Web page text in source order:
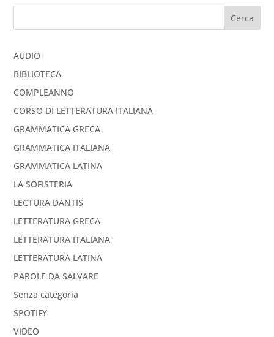
Cerca
AUDIO
BIBLIOTECA
COMPLEANNO
CORSO DI LETTERATURA ITALIANA
GRAMMATICA GRECA
GRAMMATICA ITALIANA
GRAMMATICA LATINA
LA SOFISTERIA
LECTURA DANTIS
LETTERATURA GRECA
LETTERATURA ITALIANA
LETTERATURA LATINA
PAROLE DA SALVARE
Senza categoria
SPOTIFY
VIDEO